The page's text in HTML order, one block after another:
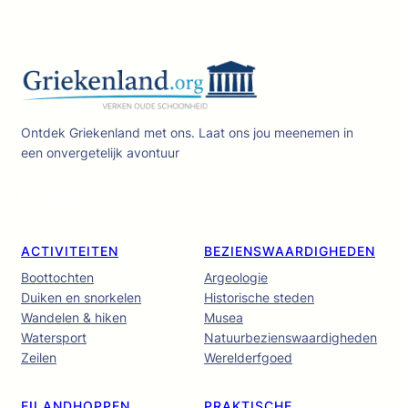
Ontdek Griekenland met ons. Laat ons jou meenemen in
een onvergetelijk avontuur
ACTIVITEITEN
Boottochten
Duiken en snorkelen
Wandelen & hiken
Watersport
Zeilen
BEZIENSWAARDIGHEDEN
Argeologie
Historische steden
Musea
Natuurbezienswaardigheden
Werelderfgoed